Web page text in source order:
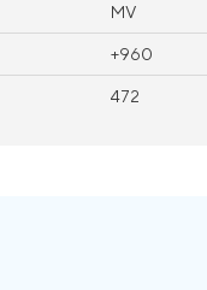
MV
+960
472